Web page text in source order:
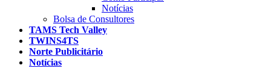
Notícias
Bolsa de Consultores
TAMS Tech Valley
TWINS4TS
Norte Publicitário
Notícias